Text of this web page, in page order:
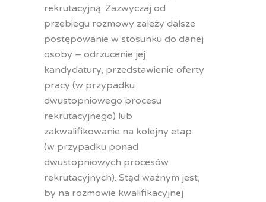
rekrutacyjną. Zazwyczaj od
przebiegu rozmowy zależy dalsze
postępowanie w stosunku do danej
osoby – odrzucenie jej
kandydatury, przedstawienie oferty
pracy (w przypadku
dwustopniowego procesu
rekrutacyjnego) lub
zakwalifikowanie na kolejny etap
(w przypadku ponad
dwustopniowych procesów
rekrutacyjnych). Stąd ważnym jest,
by na rozmowie kwalifikacyjnej